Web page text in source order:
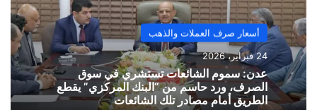
أسعار صرف العملات والذهب
24 فبراير، 2026
​عدن: سموم الشائعات تستشري في سوق
الصرف، ورد حاسم من “البنك المركزي” يقطع
الطريق أمام مصادر تلك الشائعات